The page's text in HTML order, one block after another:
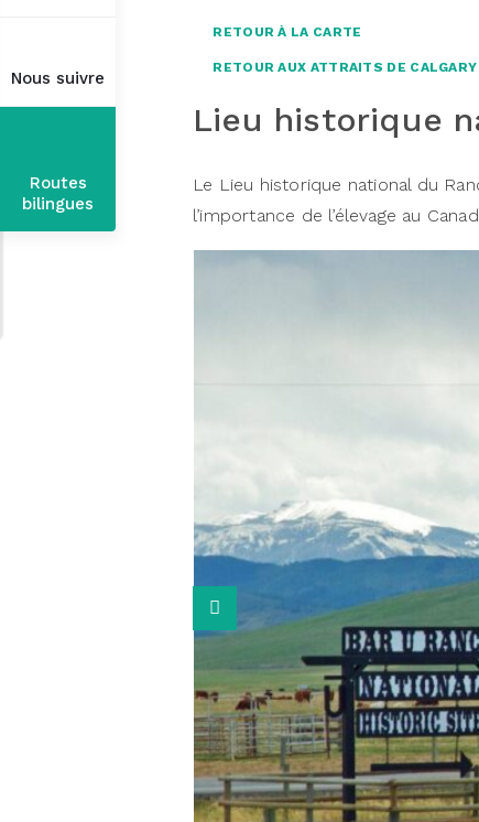
Nous suivre
Routes
bilingues
RETOUR À LA CARTE
RETOUR AUX ATTRAITS DE
Lieu historique
Le Lieu historique national du
l’importance de l’élevage au